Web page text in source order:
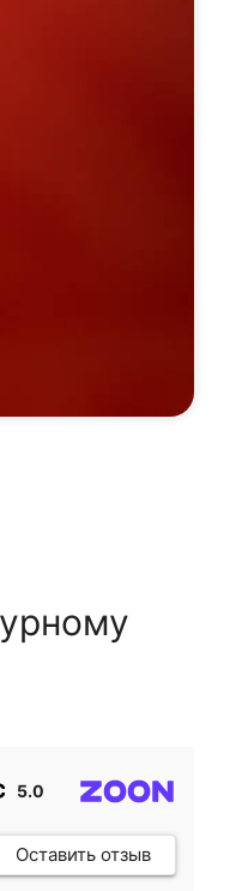
5.0
Оставить отзыв